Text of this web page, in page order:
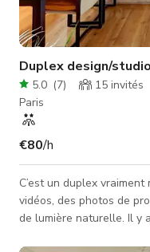
5.0 (7) 15 invités
Paris
€80/h
C’est un duplex
vidéos, des photos de
de lumière naturelle. Il y